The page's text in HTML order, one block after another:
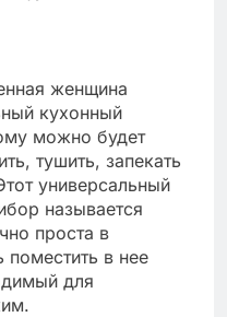
женщина
кухонный
можно будет
тушить, запекать
универсальный
называется
проста в
в нее
для